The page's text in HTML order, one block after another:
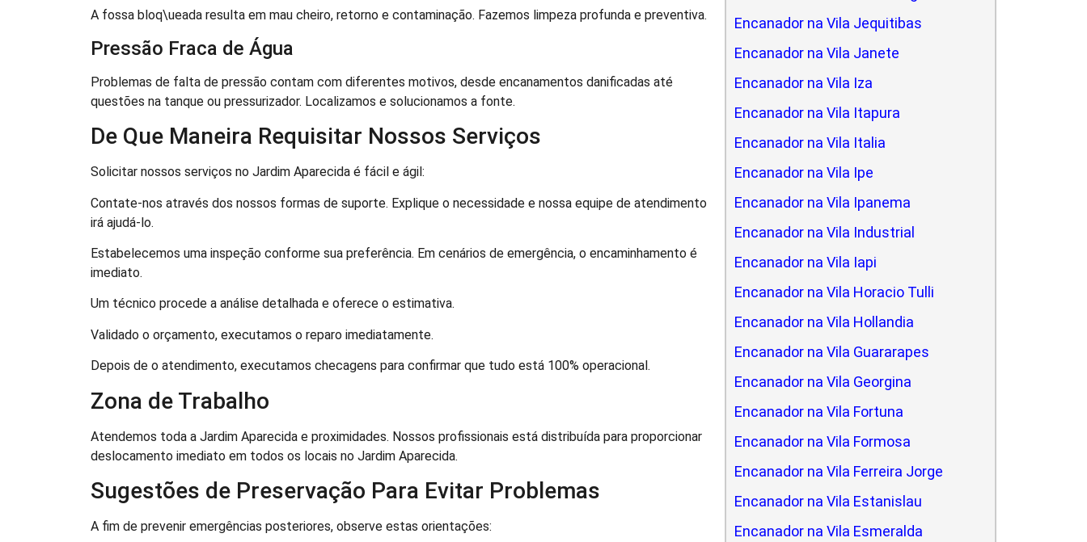
A fossa bloq\ueada resulta em mau cheiro, retorno e contaminação. Fazemos limpeza profunda e preventiva.
Pressão Fraca de Água
Problemas de falta de pressão contam com diferentes motivos, desde encanamentos danificadas até
questões na tanque ou pressurizador. Localizamos e solucionamos a fonte.
De Que Maneira Requisitar Nossos Serviços
Solicitar nossos serviços no Jardim Aparecida é fácil e ágil:
Contate-nos através dos nossos formas de suporte. Explique o necessidade e nossa equipe de atendimento
irá ajudá-lo.
Estabelecemos uma inspeção conforme sua preferência. Em cenários de emergência, o encaminhamento é
imediato.
Um técnico procede a análise detalhada e oferece o estimativa.
Validado o orçamento, executamos o reparo imediatamente.
Depois de o atendimento, executamos checagens para confirmar que tudo está 100% operacional.
Zona de Trabalho
Atendemos toda a Jardim Aparecida e proximidades. Nossos profissionais está distribuída para proporcionar
deslocamento imediato em todos os locais no Jardim Aparecida.
Sugestões de Preservação Para Evitar Problemas
A fim de prevenir emergências posteriores, observe estas orientações:
Encanador na Vila Jequitibas
Encanador na Vila Janete
Encanador na Vila Iza
Encanador na Vila Itapura
Encanador na Vila Italia
Encanador na Vila Ipe
Encanador na Vila Ipanema
Encanador na Vila Industrial
Encanador na Vila Iapi
Encanador na Vila Horacio Tulli
Encanador na Vila Hollandia
Encanador na Vila Guararapes
Encanador na Vila Georgina
Encanador na Vila Fortuna
Encanador na Vila Formosa
Encanador na Vila Ferreira Jorge
Encanador na Vila Estanislau
Encanador na Vila Esmeralda